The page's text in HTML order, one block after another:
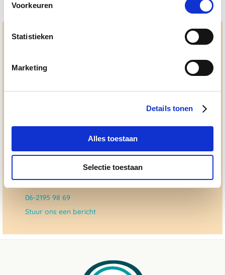
Voorkeuren
Statistieken
Marketing
Details tonen
Alles toestaan
Selectie toestaan
Hulp en advies nodig?
allemaal voor doen. Bij De Paardendrogist worden we
gedreven door onze visie: het leveren van producten van
"ouderwetse" service. Wij helpen je graag, doen wat wij
Ma. t/m vrij 8:30 - 17:30 uur
050 - 409 69 96
advies@paardendrogist.nl
06-2195 98 69
Stuur ons een bericht